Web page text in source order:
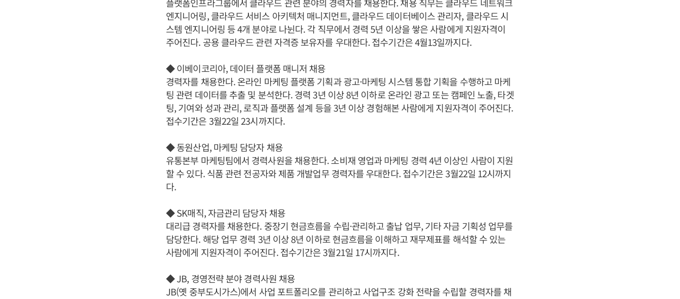
플랫폼인프라그룹에서 클라우드 관련 분야의 경력자를 채용한다. 채용 직무는 클라우드 네트워크
엔지니어링, 클라우드 서비스 아키텍처 매니지먼트, 클라우드 데이터베이스 관리자, 클라우드 시
스템 엔지니어링 등 4개 분야로 나뉜다. 각 직무에서 경력 5년 이상을 쌓은 사람에게 지원자격이
주어진다. 공용 클라우드 관련 자격증 보유자를 우대한다. 접수기간은 4월13일까지다.
◆ 이베이코리아, 데이터 플랫폼 매니저 채용
경력자를 채용한다. 온라인 마케팅 플랫폼 기획과 광고·마케팅 시스템 통합 기획을 수행하고 마케
팅 관련 데이터를 추출 및 분석한다. 경력 3년 이상 8년 이하로 온라인 광고 또는 캠페인 노출, 타겟
팅, 기여와 성과 관리, 로직과 플랫폼 설계 등을 3년 이상 경험해본 사람에게 지원자격이 주어진다.
접수기간은 3월22일 23시까지다.
◆ 동원산업, 마케팅 담당자 채용
유통본부 마케팅팀에서 경력사원을 채용한다. 소비재 영업과 마케팅 경력 4년 이상인 사람이 지원
할 수 있다. 식품 관련 전공자와 제품 개발업무 경력자를 우대한다. 접수기간은 3월22일 12시까지
다.
◆ SK매직, 자금관리 담당자 채용
대리급 경력자를 채용한다. 중장기 현금흐름을 수립·관리하고 출납 업무, 기타 자금 기획성 업무를
담당한다. 해당 업무 경력 3년 이상 8년 이하로 현금흐름을 이해하고 재무제표를 해석할 수 있는
사람에게 지원자격이 주어진다. 접수기간은 3월21일 17시까지다.
◆ JB, 경영전략 분야 경력사원 채용
JB(옛 중부도시가스)에서 사업 포트폴리오를 관리하고 사업구조 강화 전략을 수립할 경력자를 채